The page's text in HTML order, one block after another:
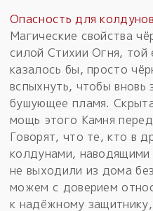
Опасность для
Магические свойства
силой Стихии Огня, той
казалось бы, просто
вспыхнуть, чтобы вновь
бушующее пламя.
мощь этого Камня
Говорят, что те, кто в
колдунами,
не выходили из дома
можем с доверием
к надёжному